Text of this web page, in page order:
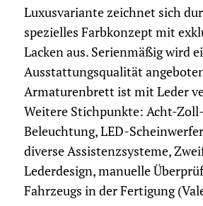
Luxusvariante zeichnet sich
spezielles Farbkonzept mit
Lacken aus. Serienmäßig wird
Ausstattungsqualität
Armaturenbrett ist mit Leder
Weitere Stichpunkte: Acht-
Beleuchtung, LED-
diverse Assistenzsysteme,
Lederdesign, manuelle
Fahrzeugs in der Fertigung